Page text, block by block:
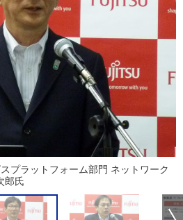
プラットフォーム部門 ネットワーク
郎氏